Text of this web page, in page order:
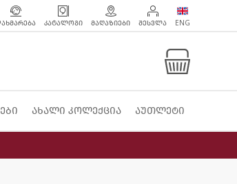
ᲙᲐᲢᲐᲚᲝᲒᲘ ᲛᲐᲦᲐᲖᲘᲔᲑᲘ ᲨᲔᲡᲕᲚᲐ ENG
ახალი კოლექცია აუთლეტი